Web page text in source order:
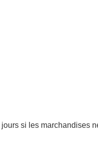
si les marchandises